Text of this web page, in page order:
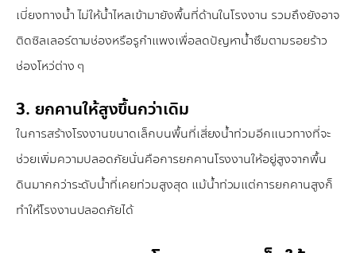
เบี่ยงทางน้ำ ไม่ให้น้ำไหลเข้ามายังพื้นที่ด้านในโรงงาน รวมถึงยังอาจ
ติดซิลเลอร์ตามช่องหรือรูกำแพงเพื่อลดปัญหาน้ำซึมตามรอยร้าว
ช่องโหว่ต่าง ๆ
3. ยกคานให้สูงขึ้นกว่าเดิม
ในการสร้างโรงงานขนาดเล็กบนพื้นที่เสี่ยงน้ำท่วมอีกแนวทางที่จะ
ช่วยเพิ่มความปลอดภัยนั่นคือการยกคานโรงงานให้อยู่สูงจากพื้น
ดินมากกว่าระดับน้ำที่เคยท่วมสูงสุด แม้น้ำท่วมแต่การยกคานสูงก็
ทำให้โรงงานปลอดภัยได้